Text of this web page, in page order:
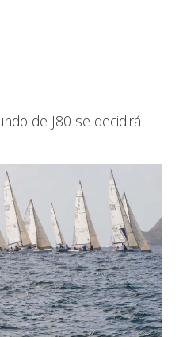
de J80 se decidirá